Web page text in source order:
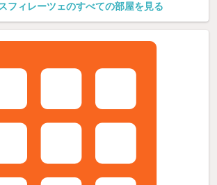
フィレーツェのすべての部屋を見る